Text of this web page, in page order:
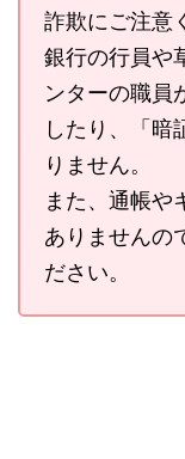
詐欺にご注意
銀行の行員や
ンターの職員
したり、「暗
りません。
また、通帳や
ありませんの
ださい。